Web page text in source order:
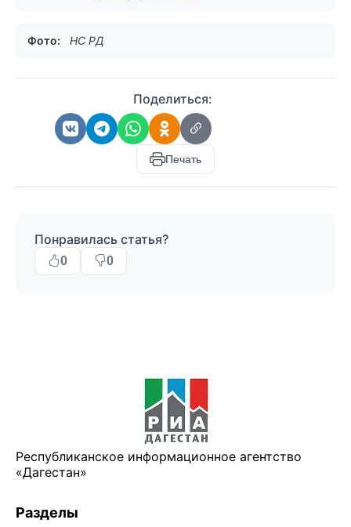
Фото: НС РД
Поделиться:
Печать
Понравилась статья?
0 0
Республиканское информационное агентство
«Дагестан»
Разделы